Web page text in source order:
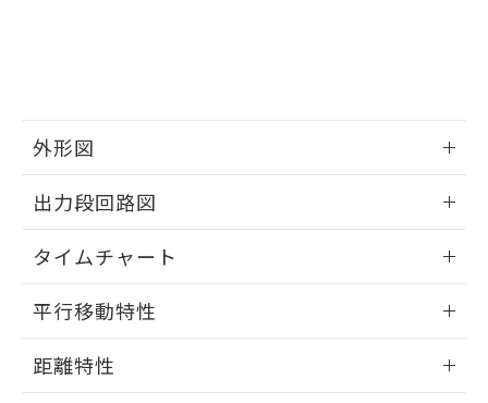
外形図
出力段回路図
タイムチャート
平行移動特性
距離特性
あります。
登録された部品リストについて、当社
および当社の共同利用者が、当社の製
品・サービスに関するお客様との取
をご了承ください。
※当社の共同利用者とは、"個人情報
の共同利用に関して"
※3 非含有証明書ダウンロード
下記の非含有証明書をダウンロードするこ
とができます。
51物質の非含有証明書（当社基準）
※本証明書は発行日時点で非含有を証明す
るもので、過去に遡って非含有を証明する
ものではありません。
また、RoHS指令のフタル酸エステル類４
「－」：未確認です。当社販売部門へお問
い合わせください。
合意する キャンセル